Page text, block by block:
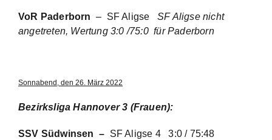
VoR Paderborn – SF AligseSF Aligse nicht
angetreten, Wertung 3:0 /75:0 für Paderborn
Sonnabend, den 26. März 2022
Bezirksliga Hannover 3 (Frauen):
SSV Südwinsen – SF Aligse 43:0 / 75:48